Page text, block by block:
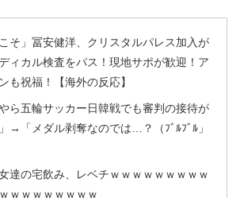
そ」冨安健洋、クリスタルパレス加入が
ィカル検査をパス！現地サポが歓迎！ア
も祝福！【海外の反応】
ら五輪サッカー日韓戦でも審判の接待が
→「メダル剥奪なのでは…？（ﾌﾞﾙﾌﾞﾙ」
達の宅飲み、レベチｗｗｗｗｗｗｗｗｗ
ｗｗｗｗｗｗｗｗ